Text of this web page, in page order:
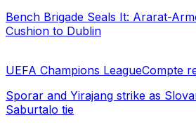
Bench Brigade Seals It: Ararat-
Cushion to Dublin
UEFA Champions LeagueCompte
Sporar and Yirajang strike as
Saburtalo tie